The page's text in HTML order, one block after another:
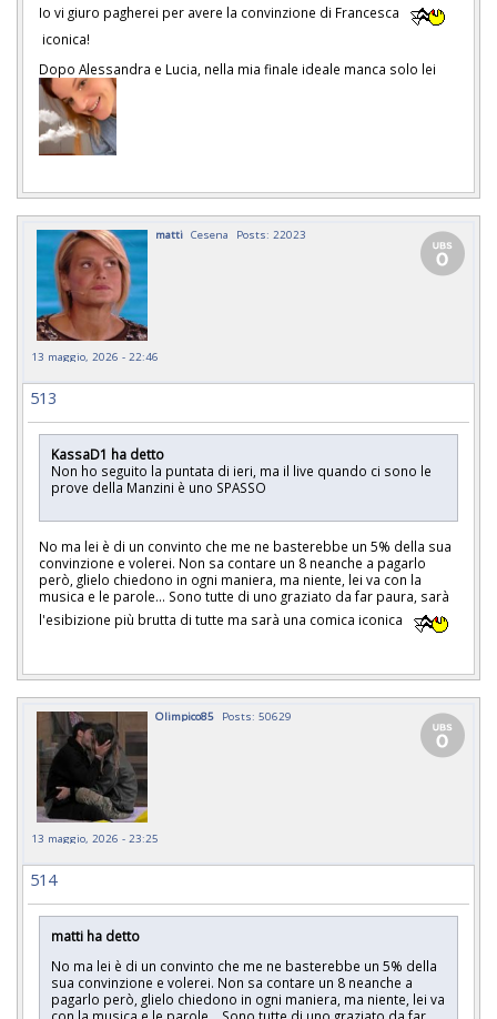
Io vi giuro pagherei per avere la convinzione di Francesca
iconica!
Dopo Alessandra e Lucia, nella mia finale ideale manca solo lei
matti Cesena Posts: 22023
13 maggio, 2026 - 22:46
513
KassaD1 ha detto
Non ho seguito la puntata di ieri, ma il live quando ci sono le
prove della Manzini è uno SPASSO
No ma lei è di un convinto che me ne basterebbe un 5% della sua
convinzione e volerei. Non sa contare un 8 neanche a pagarlo
però, glielo chiedono in ogni maniera, ma niente, lei va con la
musica e le parole... Sono tutte di uno graziato da far paura, sarà
l'esibizione più brutta di tutte ma sarà una comica iconica
Olimpico85 Posts: 50629
13 maggio, 2026 - 23:25
514
matti ha detto
No ma lei è di un convinto che me ne basterebbe un 5% della
sua convinzione e volerei. Non sa contare un 8 neanche a
pagarlo però, glielo chiedono in ogni maniera, ma niente, lei va